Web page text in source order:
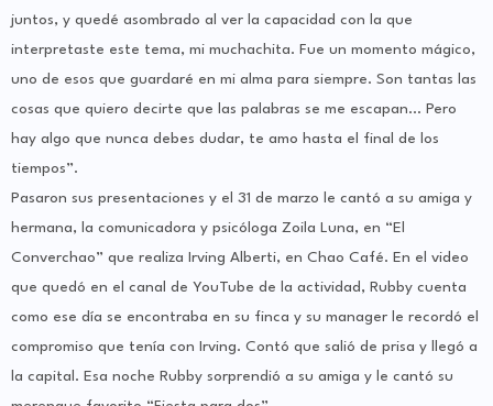
juntos, y quedé asombrado al ver la capacidad con la que
interpretaste este tema, mi muchachita. Fue un momento mágico,
uno de esos que guardaré en mi alma para siempre. Son tantas las
cosas que quiero decirte que las palabras se me escapan… Pero
hay algo que nunca debes dudar, te amo hasta el final de los
tiempos”.
Pasaron sus presentaciones y el 31 de marzo le cantó a su amiga y
hermana, la comunicadora y psicóloga Zoila Luna, en “El
Converchao” que realiza Irving Alberti, en Chao Café. En el video
que quedó en el canal de YouTube de la actividad, Rubby cuenta
como ese día se encontraba en su finca y su manager le recordó el
compromiso que tenía con Irving. Contó que salió de prisa y llegó a
la capital. Esa noche Rubby sorprendió a su amiga y le cantó su